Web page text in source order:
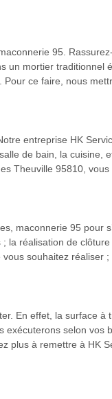
95.
un mortier traditionnel
Pour ce faire, nous
entreprise HK
de bain, la cuisine,
Theuville 95810,
maconnerie 95 pour
la réalisation de
souhaitez réaliser
En effet, la surface à
selon vos
plus à remettre à HK